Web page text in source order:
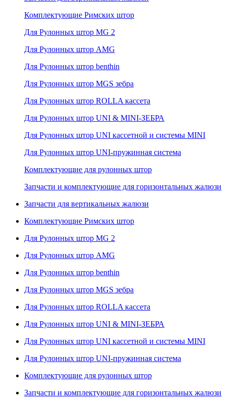
Комплектующие Римских штор
Для Рулонных штор MG 2
Для Рулонных штор AMG
Для Рулонных штор benthin
Для Рулонных штор MGS зебра
Для Рулонных штор ROLLA кассета
Для Рулонных штор UNI & MINI-ЗЕБРА
Для Рулонных штор UNI кассетной и системы MINI
Для Рулонных штор UNI-пружинная система
Комплектующие для рулонных штор
Запчасти и комплектующие для горизонтальных жалюзи
Запчасти для вертикальных жалюзи
Комплектующие Римских штор
Для Рулонных штор MG 2
Для Рулонных штор AMG
Для Рулонных штор benthin
Для Рулонных штор MGS зебра
Для Рулонных штор ROLLA кассета
Для Рулонных штор UNI & MINI-ЗЕБРА
Для Рулонных штор UNI кассетной и системы MINI
Для Рулонных штор UNI-пружинная система
Комплектующие для рулонных штор
Запчасти и комплектующие для горизонтальных жалюзи